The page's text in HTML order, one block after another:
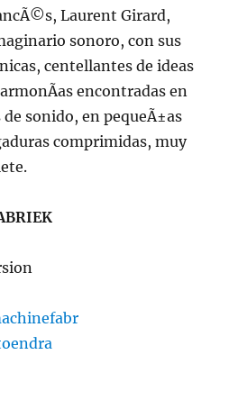
Laurent Girard,
sonoro, con sus
centellantes de ideas
encontradas en
sonido, en pequeÃ±as
comprimidas, muy